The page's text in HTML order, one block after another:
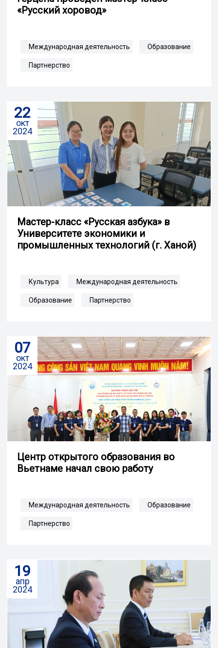
«Русский хоровод»
Международная деятельность Образование
Партнерство
22
окт
2024
Мастер-класс «Русская азбука» в
Университете экономики и
промышленных технологий (г. Ханой)
Культура Международная деятельность
Образование Партнерство
07
окт
2024
Центр открытого образования во
Вьетнаме начал свою работу
Международная деятельность Образование
Партнерство
19
апр
2024